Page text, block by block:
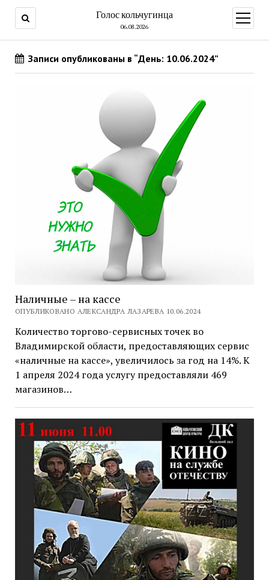
Голос кольчугинца
06.08.2026
меню
Записи опубликованы в “День: 10.06.2024”
Наличные – на кассе
ОПУБЛИКОВАНО АЛЕКСАНДРА ЛАЗАРЕВА 10.06.2024
Количество торгово-сервисных точек во
Владимирской области, предоставляющих сервис
«наличные на кассе», увеличилось за год на 14%. К
1 апреля 2024 года услугу предоставляли 469
магазинов…